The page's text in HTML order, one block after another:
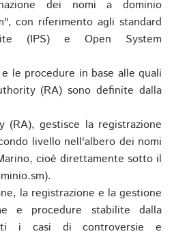
dei nomi a dominio
con riferimento agli standard
(IPS) e Open System
le procedure in base alle quali
(RA) sono definite dalla
(RA), gestisce la registrazione
livello nell'albero dei nomi
cioè direttamente sotto il
la registrazione e la gestione
e procedure stabilite dalla
i casi di controversie e